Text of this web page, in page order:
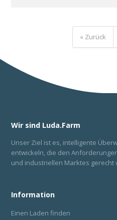
« Zurück
Wir sind Luda.Farm
Unser Ziel ist es, intelligente
entwickeln, die den
und industriellen Marktes gerecht
Information
Einen Laden finden